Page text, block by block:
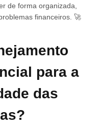
de forma organizada,
financeiros. 🚀
para a
das